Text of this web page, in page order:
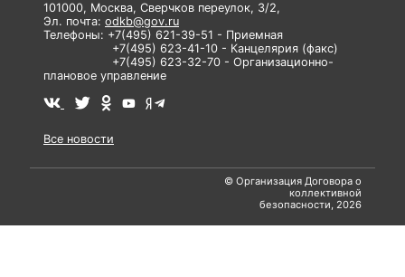
101000, Москва, Сверчков переулок, 3/2,
Эл. почта: odkb@gov.ru
Телефоны: +7(495) 621-39-51 - Приемная
+7(495) 623-41-10 - Канцелярия (факс)
+7(495) 623-32-70 - Организационно-
плановое управление
Все новости
© Организация Договора о
коллективной
безопасности, 2026